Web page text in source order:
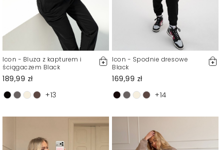
Icon - Bluza z kapturem i
ściągaczem Black
189,99 zł
+13
Icon - Spodnie dresowe
Black
169,99 zł
+14